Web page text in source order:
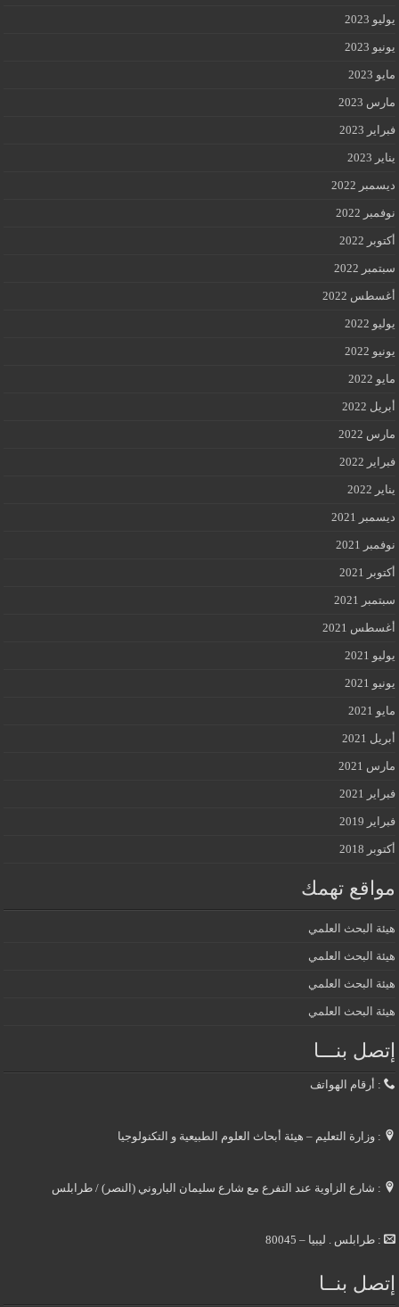
يوليو 2023
يونيو 2023
مايو 2023
مارس 2023
فبراير 2023
يناير 2023
ديسمبر 2022
نوفمبر 2022
أكتوبر 2022
سبتمبر 2022
أغسطس 2022
يوليو 2022
يونيو 2022
مايو 2022
أبريل 2022
مارس 2022
فبراير 2022
يناير 2022
ديسمبر 2021
نوفمبر 2021
أكتوبر 2021
سبتمبر 2021
أغسطس 2021
يوليو 2021
يونيو 2021
مايو 2021
أبريل 2021
مارس 2021
فبراير 2021
فبراير 2019
أكتوبر 2018
مواقع تهمك
هيئة البحث العلمي
هيئة البحث العلمي
هيئة البحث العلمي
هيئة البحث العلمي
إتصل بنـــا
: أرقام الهواتف
: وزارة التعليم – هيئة أبحاث العلوم الطبيعية و التكنولوجيا
: شارع الزاوية عند التفرع مع شارع سليمان الباروني (النصر) / طرابلس
: طرابلس . ليبيا – 80045
إتصل بنــا